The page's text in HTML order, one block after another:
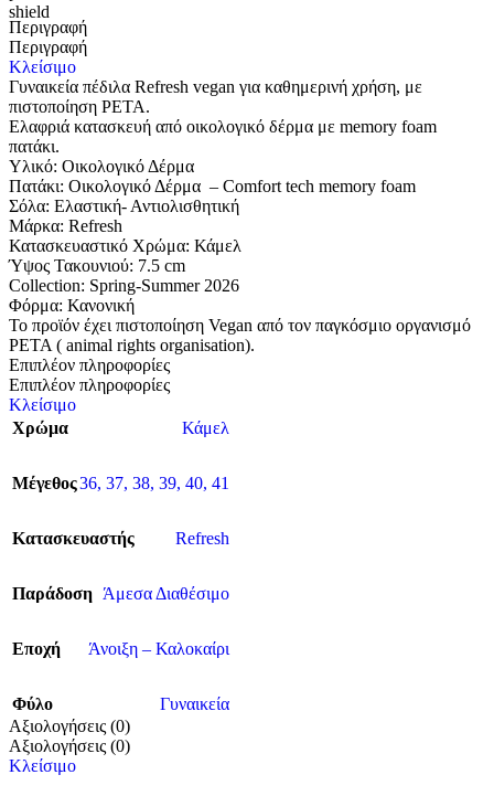
Περιγραφή
Περιγραφή
Κλείσιμο
Γυναικεία πέδιλα Refresh vegan για καθημερινή χρήση, με
πιστοποίηση PETA.
Ελαφριά κατασκευή από οικολογικό δέρμα με memory foam
πατάκι.
Υλικό: Οικολογικό Δέρμα
Πατάκι: Οικολογικό Δέρμα – Comfort tech memory foam
Σόλα: Eλαστική- Αντιολισθητική
Μάρκα: Refresh
Κατασκευαστικό Χρώμα: Κάμελ
Ύψος Τακουνιού: 7.5 cm
Collection: Spring-Summer 2026
Φόρμα: Κανονική
Το προϊόν έχει πιστοποίηση Vegan από τον παγκόσμιο οργανισμό
PETA ( animal rights organisation).
Επιπλέον πληροφορίες
Επιπλέον πληροφορίες
Κλείσιμο
Χρώμα
Κάμελ
Μέγεθος36, 37, 38, 39, 40, 41
Κατασκευαστής Refresh
Παράδοση Άμεσα Διαθέσιμο
Εποχή Άνοιξη – Καλοκαίρι
Φύλο
Γυναικεία
Αξιολογήσεις (0)
Αξιολογήσεις (0)
Κλείσιμο